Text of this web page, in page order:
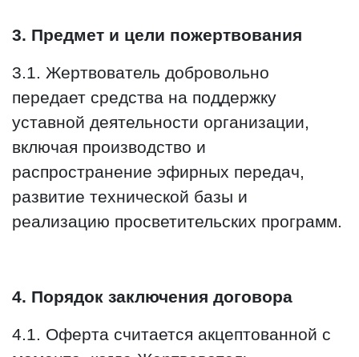
3. Предмет и цели пожертвования
3.1. Жертвователь добровольно
передает средства на поддержку
уставной деятельности организации,
включая производство и
распространение эфирных передач,
развитие технической базы и
реализацию просветительских программ.
4. Порядок заключения договора
4.1. Оферта считается акцептованной с